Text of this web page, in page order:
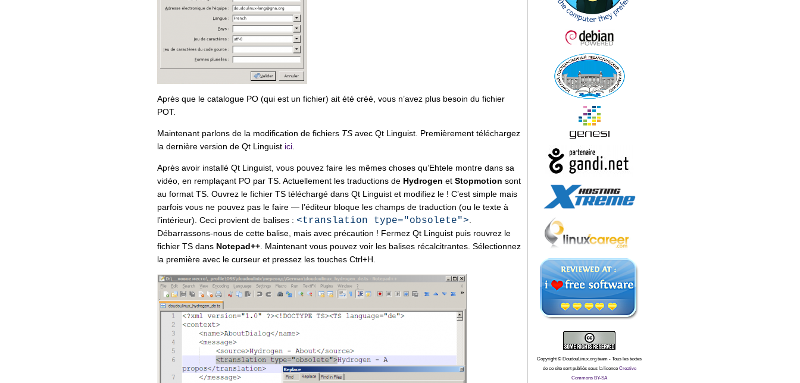
Après que le catalogue PO (qui est un fichier) ait été créé, vous n’avez plus besoin du fichier
POT.
Maintenant parlons de la modification de fichiers TSavec Qt Linguist. Premièrement téléchargez
la dernière version de Qt Linguist ici.
Après avoir installé Qt Linguist, vous pouvez faire les mêmes choses qu’Ehtele montre dans sa
vidéo, en remplaçant PO par TS. Actuellement les traductions de Hydrogen et Stopmotion sont
au format TS. Ouvrez le fichier TS téléchargé dans Qt Linguist et modifiez le ! C’est simple mais
parfois vous ne pouvez pas le faire — l’éditeur bloque les champs de traduction (ou le texte à
l’intérieur). Ceci provient de balises : <translation type="obsolete">
Débarrassons-nous de cette balise, mais avec précaution ! Fermez Qt Linguist puis rouvrez le
fichier TS dans Notepad++. Maintenant vous pouvez voir les balises récalcitrantes. Sélectionnez
la première avec le curseur et pressez les touches Ctrl+H.
Copyright © DoudouLinux.org team - Tous les textes
de ce site sont publiés sous la licence Creative
Commons BY-SA